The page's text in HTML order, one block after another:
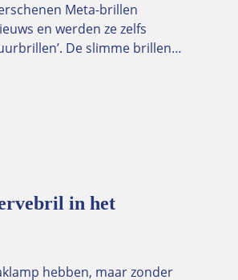
Meta-brillen
en werden ze zelfs
De slimme brillen…
in het
hebben, maar zonder